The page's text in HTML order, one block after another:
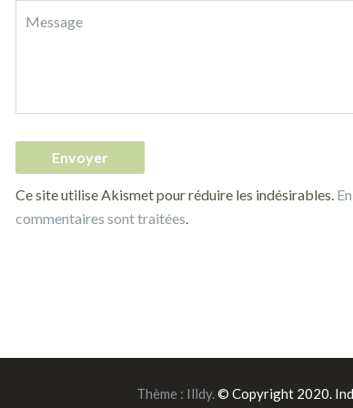
Ce site utilise Akismet pour réduire les indésirables.
commentaires sont traitées.
Thème : Illdy.© Copyright 2020.